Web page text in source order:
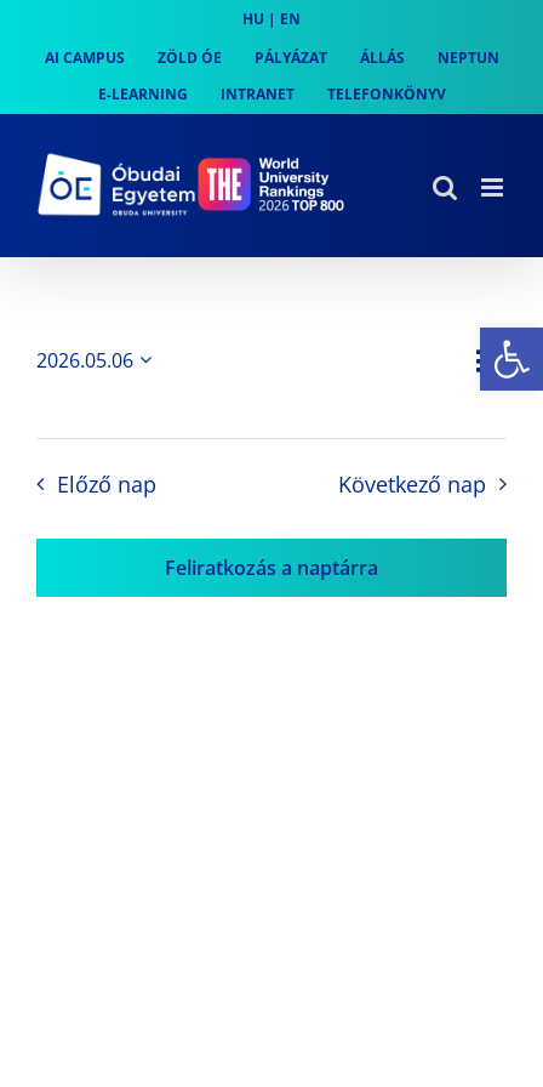
content
HU | EN
AI CAMPUS
ZÖLD ÓE PÁLYÁZAT ÁLLÁS
NEPTUN
E-LEARNING
INTRANET TELEFONKÖNYV
Nap
2026.05.06
Előző nap Következő nap
Feliratkozás a naptárra